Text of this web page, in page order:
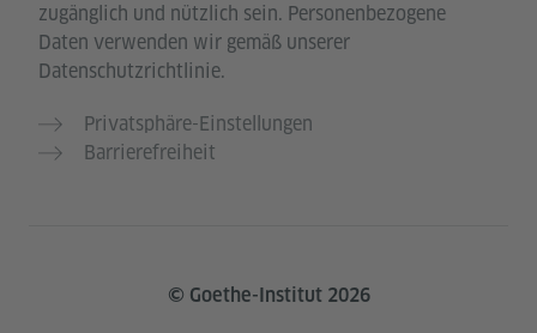
zugänglich und nützlich sein. Personenbezogene
Daten verwenden wir gemäß unserer
Datenschutzrichtlinie.
Privatsphäre-Einstellungen
Barrierefreiheit
© Goethe-Institut 2026